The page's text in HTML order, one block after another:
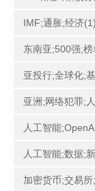
IMF;通胀;经济(1)
东南亚;500强;榜
亚投行;全球化;
亚洲;网络犯罪;
人工智能
人工智能;数据;
加密货币;交易